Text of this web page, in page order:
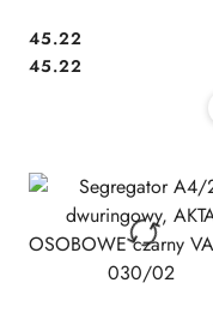
Cena:
45.22
Cena:
45.22